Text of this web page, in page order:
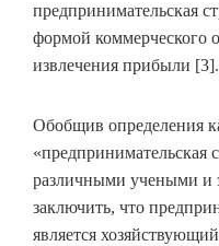
предпринимательская
формой коммерческого
извлечения прибыли [3].
Обобщив определения
«предпринимательская
различными учеными и
заключить, что
является